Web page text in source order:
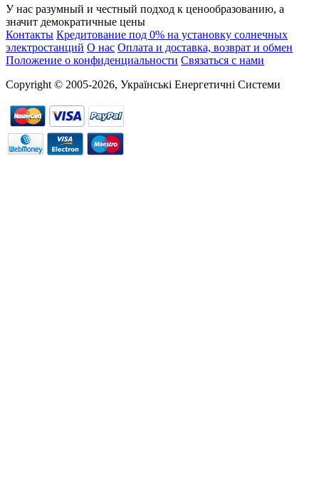
У нас разумный и честный подход к ценообразованию, а
значит демократичные цены
Контакты Кредитование под 0% на установку солнечных
электростанций О нас Оплата и доставка, возврат и обмен
Положение о конфиденциальности Связаться с нами
Copyright © 2005-2026, Українські Енергетичні Системи